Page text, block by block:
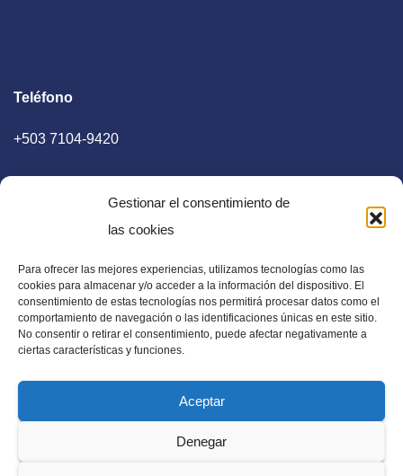
Gestionar el consentimiento de
las cookies
Para ofrecer las mejores experiencias, utilizamos tecnologías como las
cookies para almacenar y/o acceder a la información del dispositivo. El
consentimiento de estas tecnologías nos permitirá procesar datos como el
comportamiento de navegación o las identificaciones únicas en este sitio.
No consentir o retirar el consentimiento, puede afectar negativamente a
ciertas características y funciones.
Aceptar
Denegar
Teléfono
+503 7104-9420
E-mail
diaadia.redaccion@gmail.com